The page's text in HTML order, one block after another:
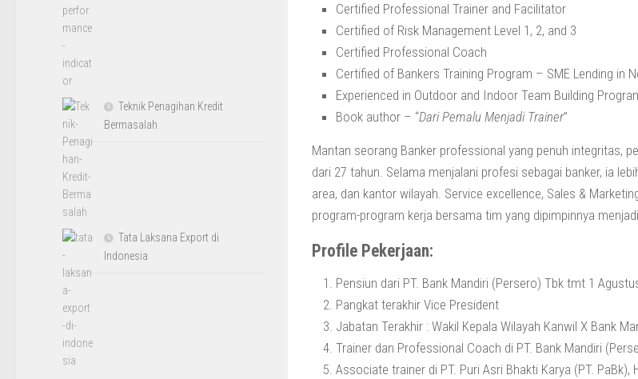
Certified Professional Trainer and Facilitator
Certified of Risk Management Level 1, 2, and 3
Certified Professional Coach
Certified of Bankers Training Program – SME Lending in
Experienced in Outdoor and Indoor Team Building
Book author – “Dari Pemalu Menjadi Trainer”
Mantan seorang Banker professional yang penuh integritas,
dari 27 tahun. Selama menjalani profesi sebagai banker, ia
area, dan kantor wilayah. Service excellence, Sales &
program-program kerja bersama tim yang dipimpinnya
Profile Pekerjaan:
Pensiun dari PT. Bank Mandiri (Persero) Tbk tmt 1
Pangkat terakhir Vice President
Jabatan Terakhir : Wakil Kepala Wilayah Kanwil X Bank
Trainer dan Professional Coach di PT. Bank Mandiri
Associate trainer di PT. Puri Asri Bhakti Karya (PT.
Teknik Penagihan Kredit
Bermasalah
Tata Laksana Export di
Indonesia